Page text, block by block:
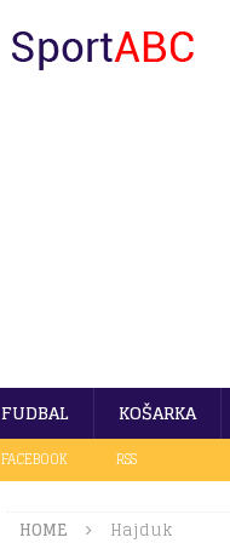
FUDBAL KOŠARKA
FACEBOOK RSS
HOME Hajduk